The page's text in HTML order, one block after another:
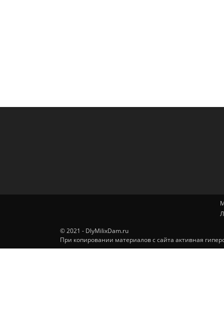
© 2021 - DlyMilixDam.ru
При копировании материалов с сайта активная